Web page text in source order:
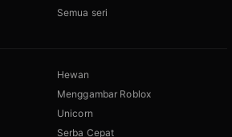
Semua seri
Hewan
Menggambar Roblox
Unicorn
Serba Cepat